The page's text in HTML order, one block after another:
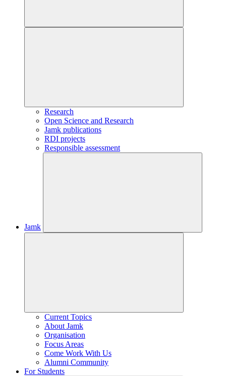
Research
Open Science and Research
Jamk publications
RDI projects
Responsible assessment
Jamk
Current Topics
About Jamk
Organisation
Focus Areas
Come Work With Us
Alumni Community
For Students